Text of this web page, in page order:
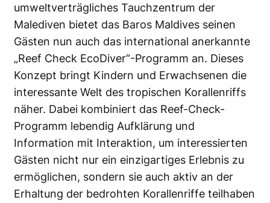
umweltverträgliches Tauchzentrum der
Malediven bietet das Baros Maldives seinen
Gästen nun auch das international anerkannte
„Reef Check EcoDiver“-Programm an. Dieses
Konzept bringt Kindern und Erwachsenen die
interessante Welt des tropischen Korallenriffs
näher. Dabei kombiniert das Reef-Check-
Programm lebendig Aufklärung und
Information mit Interaktion, um interessierten
Gästen nicht nur ein einzigartiges Erlebnis zu
ermöglichen, sondern sie auch aktiv an der
Erhaltung der bedrohten Korallenriffe teilhaben